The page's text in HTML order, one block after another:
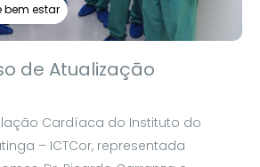
bem estar
de Atualizaçāo
Cardíaca do Instituto do
– ICTCor, representada